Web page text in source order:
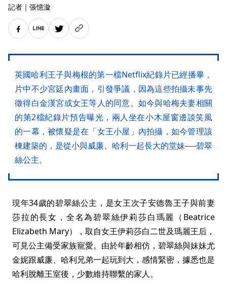
記者 ｜ 張憶漩
英國哈利王子與梅根的第一檔Netflix紀錄片已經播畢，
片中不少宮廷內畫面，引發爭議，因為這些拍攝未事先
徵得白金漢宮或女王等人的同意。如今與哈梅夫妻相關
的第2檔紀錄片預告曝光，兩人坐在小木屋窗邊談笑風
的一幕，被懷疑是在「女王小屋」內拍攝，如今管理該
棟建築的，是從小與威廉、哈利一起長大的堂妹──碧翠
絲公主。
現年34歲的碧翠絲公主，是女王次子安德魯王子與前妻
莎拉的長女，全名為碧翠絲伊莉莎白瑪麗（Beatrice
Elizabeth Mary），取自女王伊莉莎白二世及瑪麗王后，
可見公主備受家族寵愛。由於年齡相仿，碧翠絲與妹妹尤
金妮跟威廉、哈利兄弟一起玩到大，感情緊密，據悉也是
哈利脫離王室後，少數維持聯繫的家人。